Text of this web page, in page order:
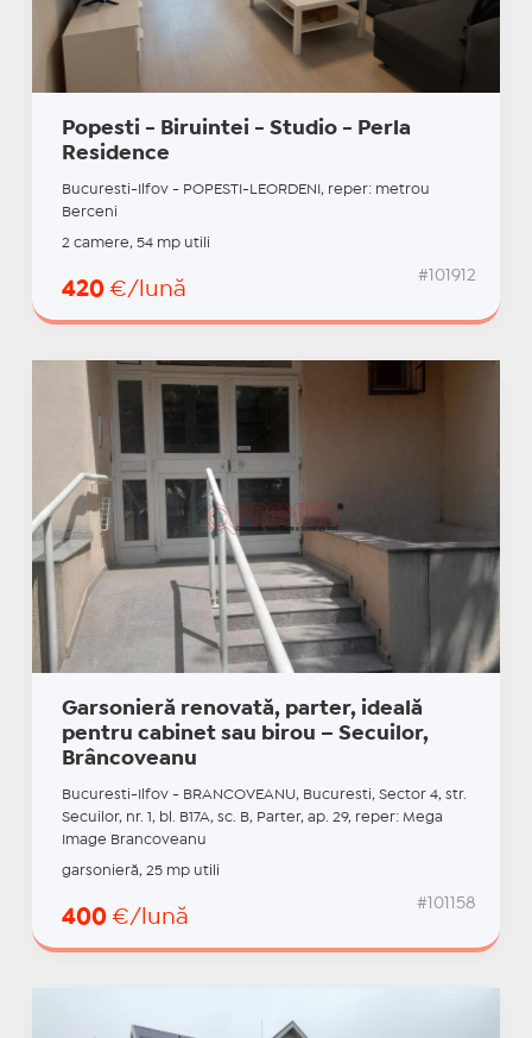
Popesti - Biruintei - Studio - Perla
Residence
Bucuresti-Ilfov - POPESTI-LEORDENI, reper: metrou
Berceni
2 camere, 54 mp utili
420 €/lună
#101912
Garsonieră renovată, parter, ideală
pentru cabinet sau birou – Secuilor,
Brâncoveanu
Bucuresti-Ilfov - BRANCOVEANU, Bucuresti, Sector 4, str.
Secuilor, nr. 1, bl. B17A, sc. B, Parter, ap. 29, reper: Mega
Image Brancoveanu
garsonieră, 25 mp utili
400 €/lună
#101158